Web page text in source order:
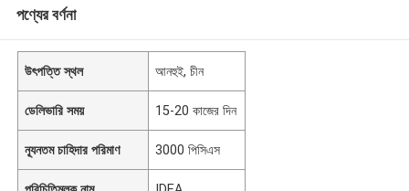
পণ্যের বর্ণনা
উৎপত্তি স্থল আনহুই, চীন
ডেলিভারি সময় 15-20 কাজের দিন
ন্যূনতম চাহিদার পরিমাণ 3000 পিসিএস